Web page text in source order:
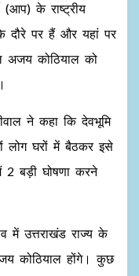
(आप) के राष्ट्रीय
दौरे पर हैं और यहां पर
अजय कोठियाल को
ने कहा कि देवभूमि
लोग घरों में बैठकर इसे
बड़ी घोषणा करने
में उत्तराखंड राज्य के
कोठियाल होंगे। कुछ